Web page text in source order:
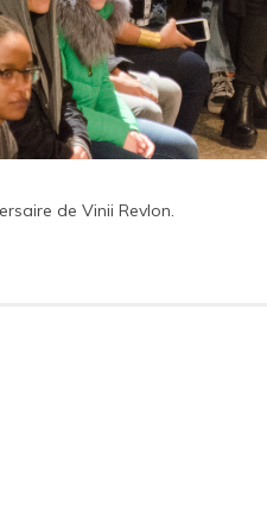
de Vinii Revlon.